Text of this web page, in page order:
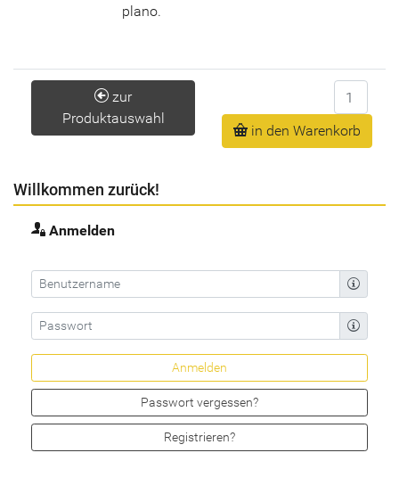
plano.
zur
Produktauswahl
Anzahl
in den Warenkorb
Willkommen zurück!
Anmelden
Passwort vergessen?
Registrieren?